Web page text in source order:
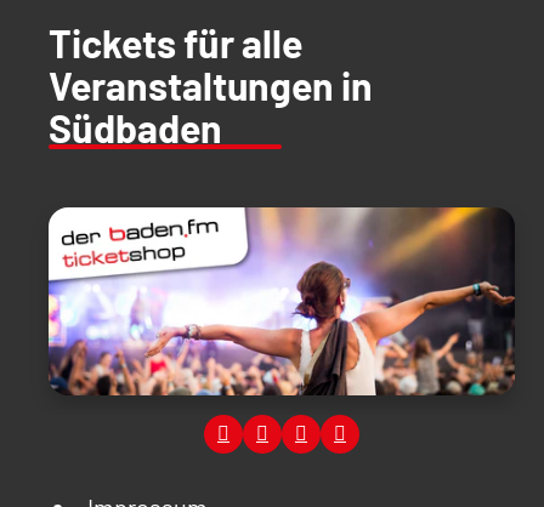
Tickets für alle
Veranstaltungen in
Südbaden